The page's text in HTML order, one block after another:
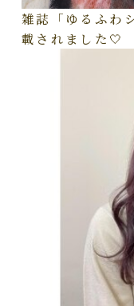
雑誌「ゆるふわ
載されました🤍